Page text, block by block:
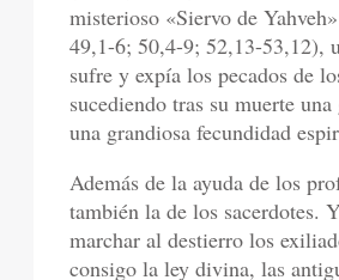
misterioso «Siervo de
49,1-6; 50,4-9; 52,13-53,12),
sufre y expía los pecados de
sucediendo tras su muerte
una grandiosa fecundidad
Además de la ayuda de los
también la de los sacerdotes.
marchar al destierro los
consigo la ley divina, las